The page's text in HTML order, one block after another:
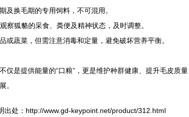
及换毛期的专用饲料，不可混用。
察狐貉的采食、粪便及精神状态，及时调整。
或蔬菜，但需注意消毒和定量，避免破坏营养平衡。
是提供能量的“口粮”，更是维护种群健康、提升毛皮质
。
出处：http://www.gd-keypoint.net/product/312.html